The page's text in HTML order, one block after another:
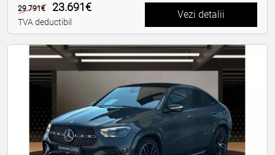
29.791€ 23.691€
TVA deductibil
Vezi detalii